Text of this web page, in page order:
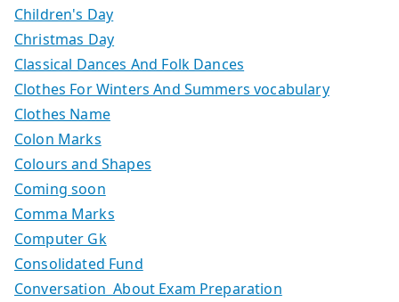
Children's Day
Christmas Day
Classical Dances And Folk Dances
Clothes For Winters And Summers vocabulary
Clothes Name
Colon Marks
Colours and Shapes
Coming soon
Comma Marks
Computer Gk
Consolidated Fund
Conversation About Exam Preparation